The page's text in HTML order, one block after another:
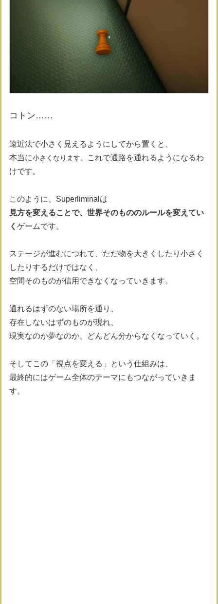
コトン……
遠近法で小さく見えるようにしてから置くと、
本当に小さくなります。
これで通路を通れるようになるわ
けです。
このように、Superliminalは
見方を変えることで、世界そのもののルールを変えてい
く ゲームです。
ステージが進むにつれて、ただ物を大きくしたり小さく
したりするだけではなく、
空間そのものが信用できなくなっていきます。
通れるはずのない場所を通り、
存在しないはずのものが現れ、
現実なのか夢なのか、どんどん分からなくなっていく。
そしてこの「視点を変える」という仕組みは、
最終的にはゲーム全体のテーマにもつながっていきま
す。